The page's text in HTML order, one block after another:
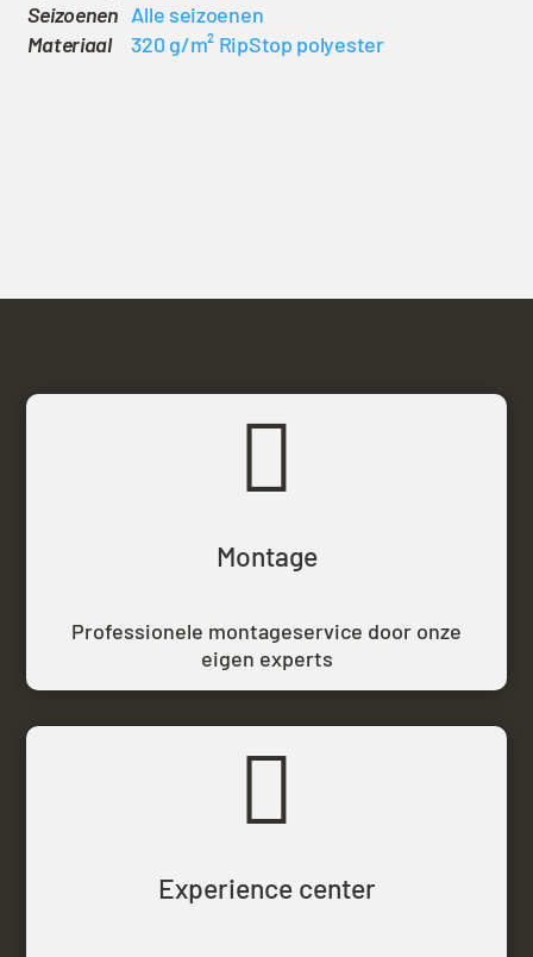
Seizoenen Alle seizoenen
Materiaal
320 g/m² RipStop polyester

Montage
Professionele montageservice door onze
eigen experts

Experience center